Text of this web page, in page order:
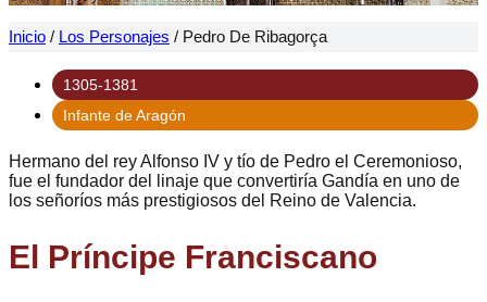
Inicio / Los Personajes / Pedro De Ribagorça
1305-1381
Infante de Aragón
Hermano del rey Alfonso IV y tío de Pedro el Ceremonioso,
fue el fundador del linaje que convertiría Gandía en uno de
los señoríos más prestigiosos del Reino de Valencia.
El Príncipe Franciscano